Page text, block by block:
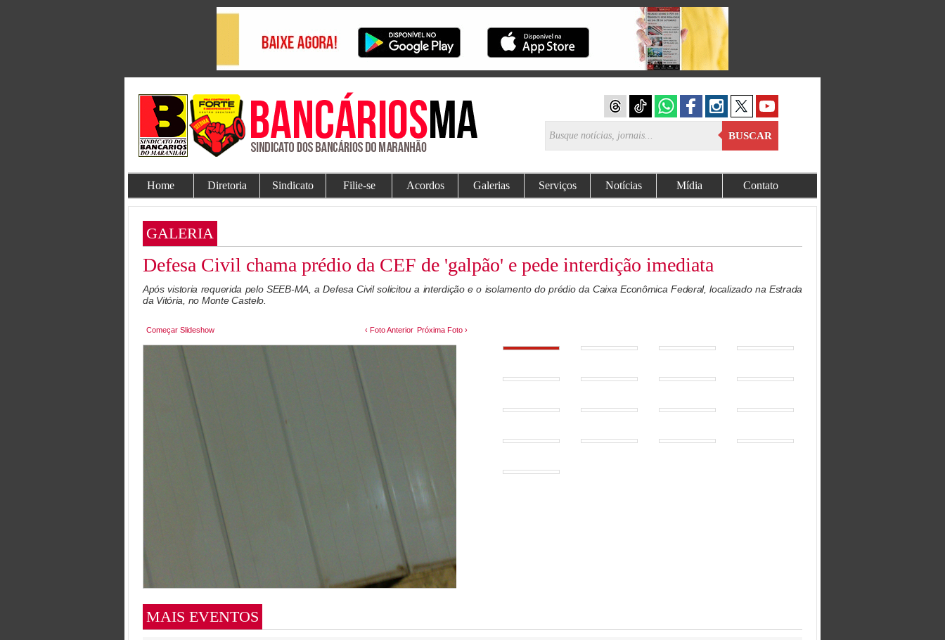
BUSCAR
Home Diretoria Sindicato Filie-se Acordos Galerias Serviços Notícias Mídia Contato
GALERIA
Defesa Civil chama prédio da CEF de 'galpão' e pede interdição imediata
Após vistoria requerida pelo SEEB-MA, a Defesa Civil solicitou a interdição e o isolamento do prédio da Caixa Econômica Federal, localizado na Estrada
da Vitória, no Monte Castelo.
Começar Slideshow ‹ Foto Anterior Próxima Foto ›
MAIS EVENTOS